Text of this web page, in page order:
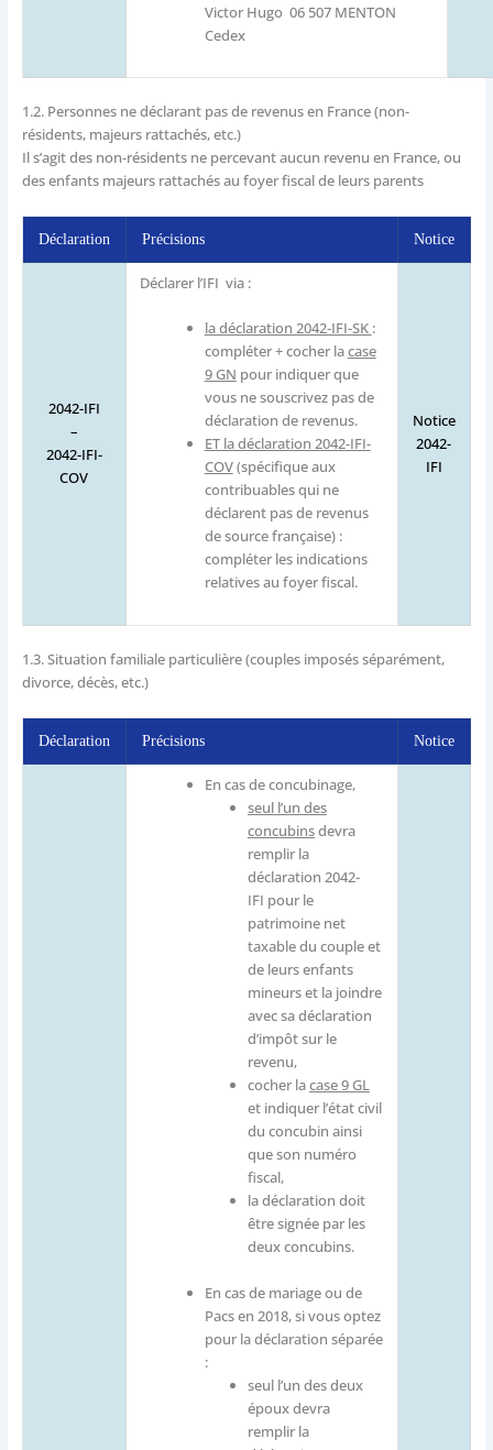
Victor Hugo 06 507 MENTON
Cedex
1.2.Personnes ne déclarant pas de revenus en France (non-
résidents, majeurs rattachés, etc.)
Il s’agit des non-résidents ne percevant aucun revenu en France, ou
des enfants majeurs rattachés au foyer fiscal de leurs parents
Déclaration Précisions Notice
2042-IFI
–
​2042-IFI-
COV
Déclarer l’IFI via :
la déclaration 2042-IFI-SK :
compléter + cocher lacase
9 GN pour indiquer que
vous ne souscrivez pas de
déclaration de revenus.
ET la déclaration 2042-IFI-
COV(spécifique aux
contribuables qui ne
déclarent pas de revenus
de source française) :
compléter les indications
relatives au foyer fiscal.
Notice
2042-
IFI
1.3.Situation familiale particulière (couples imposés séparément,
divorce, décès, etc.)
Déclaration Précisions Notice
En cas de concubinage,
seul l’un des
concubinsdevra
remplir la
déclaration 2042-
IFI pour le
patrimoine net
taxable du couple et
de leurs enfants
mineurs et la joindre
avec sa déclaration
d’impôt sur le
revenu,
cocher lacase 9 GL
et indiquer l’état civil
du concubin ainsi
que son numéro
fiscal,
la déclaration doit
être signée par les
deux concubins.
En cas de mariage ou de
Pacs en 2018, si vous optez
pour la déclaration séparée
:
seul l’un des deux
époux devra
remplir la